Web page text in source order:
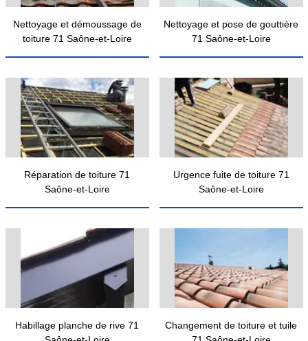
Nettoyage et démoussage de
toiture 71 Saône-et-Loire
Nettoyage et pose de gouttière
71 Saône-et-Loire
Réparation de toiture 71
Saône-et-Loire
Urgence fuite de toiture 71
Saône-et-Loire
Habillage planche de rive 71
Changement de toiture et tuile